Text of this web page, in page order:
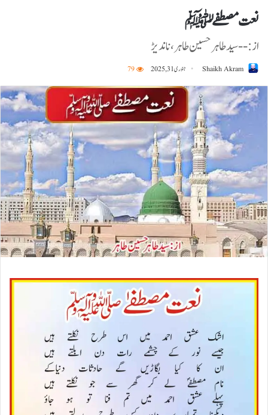
نعت مصطفےٰ ﷺ
از :--سیدطاہرحسین طاہر ، ناندیڑ
Shaikh Akram جنوری 31, 2025 79